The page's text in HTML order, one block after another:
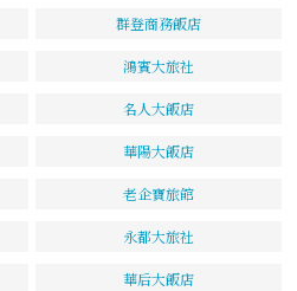
群登商務飯店
鴻賓大旅社
名人大飯店
華陽大飯店
老企寶旅館
永都大旅社
華后大飯店